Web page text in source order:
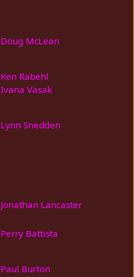
Doug McLean
Ken Rabehl
Ivana Vasak
Lynn Snedden
Jonathan Lancaster
Perry Battista
Paul Burton